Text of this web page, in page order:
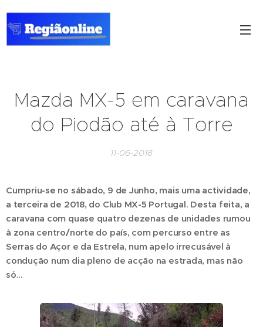
Mazda MX-5 em caravana
do Piodão até à Torre
11-06-2018
Cumpriu-se no sábado, 9 de Junho, mais uma actividade,
a terceira de 2018, do Club MX-5 Portugal. Desta feita, a
caravana com quase quatro dezenas de unidades rumou
à zona centro/norte do país, com percurso entre as
Serras do Açor e da Estrela, num apelo irrecusável à
condução num dia pleno de acção na estrada, mas não
só...